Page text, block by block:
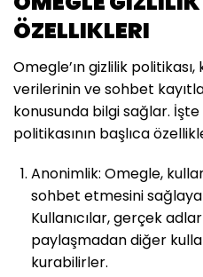
ÖZELLIKLERI
Omegle’ın gizlilik politikası,
verilerinin ve sohbet
konusunda bilgi sağlar. İşte
politikasının başlıca
Anonimlik: Omegle,
sohbet etmesini
Kullanıcılar, gerçek
paylaşmadan diğer
kurabilirler.